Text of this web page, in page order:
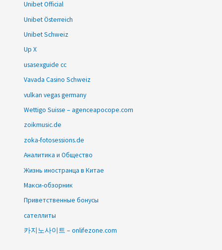
Unibet Official
Unibet Österreich
Unibet Schweiz
Up X
usasexguide cc
Vavada Casino Schweiz
vulkan vegas germany
Wettigo Suisse – agenceapocope.com
zoikmusic.de
zoka-fotosessions.de
Аналитика и Общество
Жизнь иностранца в Китае
Макси-обзорник
Приветственные бонусы
сателлиты
카지노사이트 – onlifezone.com